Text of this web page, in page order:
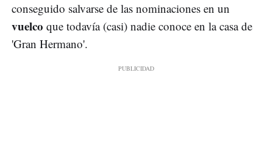
conseguido salvarse de las nominaciones en un
vuelco que todavía (casi) nadie conoce en la casa de
'Gran Hermano'.